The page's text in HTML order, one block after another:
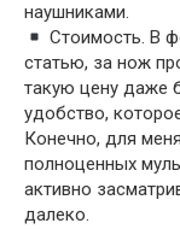
наушниками.
Стоимость. В
статью, за нож
такую цену даже
удобство,
Конечно, для
полноценных
активно
далеко.